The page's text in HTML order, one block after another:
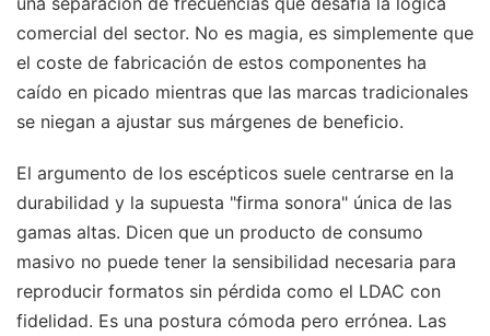
comercial del sector. No es magia, es simplemente que
el coste de fabricación de estos componentes ha
caído en picado mientras que las marcas tradicionales
se niegan a ajustar sus márgenes de beneficio.
El argumento de los escépticos suele centrarse en la
durabilidad y la supuesta "firma sonora" única de las
gamas altas. Dicen que un producto de consumo
masivo no puede tener la sensibilidad necesaria para
reproducir formatos sin pérdida como el LDAC con
fidelidad. Es una postura cómoda pero errónea. Las